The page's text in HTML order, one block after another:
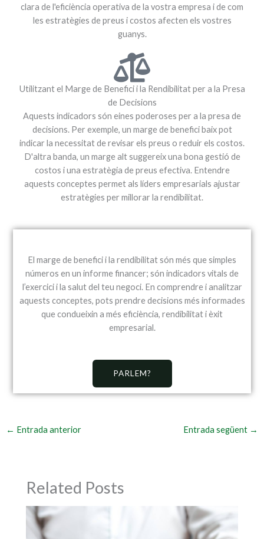
clara de l'eficiència operativa de la vostra empresa i de com
les estratègies de preus i costos afecten els vostres
guanys.
Utilitzant el Marge de Benefici i la Rendibilitat per a la Presa
de Decisions
Aquests indicadors són eines poderoses per a la presa de
decisions. Per exemple, un marge de benefici baix pot
indicar la necessitat de revisar els preus o reduir els costos.
D'altra banda, un marge alt suggereix una bona gestió de
costos i una estratègia de preus efectiva. Entendre
aquests conceptes permet als líders empresarials ajustar
estratègies per millorar la rendibilitat.
El marge de benefici i la rendibilitat són més que simples
números en un informe financer; són indicadors vitals de
l’exercici i la salut del teu negoci. En comprendre i analitzar
aquests conceptes, pots prendre decisions més informades
que condueixin a més eficiència, rendibilitat i èxit
empresarial.
PARLEM?
← Entrada anterior Entrada següent →
Related Posts